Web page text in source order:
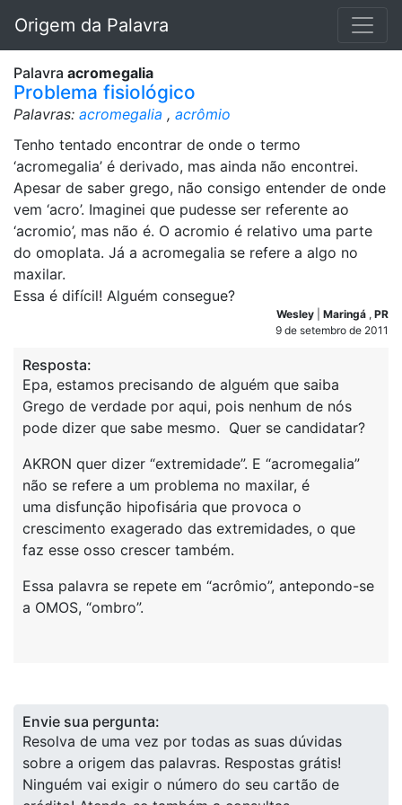
Origem da Palavra
Palavra acromegalia
Problema fisiológico
Palavras: acromegalia , acrômio
Tenho tentado encontrar de onde o termo
‘acromegalia’ é derivado, mas ainda não encontrei.
Apesar de saber grego, não consigo entender de onde
vem ‘acro’. Imaginei que pudesse ser referente ao
‘acromio’, mas não é. O acromio é relativo uma parte
do omoplata. Já a acromegalia se refere a algo no
maxilar.
Essa é difícil! Alguém consegue?
Wesley Maringá , PR
9 de setembro de 2011
Resposta:
Epa, estamos precisando de alguém que saiba
Grego de verdade por aqui, pois nenhum de nós
pode dizer que sabe mesmo. Quer se candidatar?
AKRON quer dizer “extremidade”. E “acromegalia”
não se refere a um problema no maxilar, é
uma disfunção hipofisária que provoca o
crescimento exagerado das extremidades, o que
faz esse osso crescer também.
Essa palavra se repete em “acrômio”, antepondo-se
a OMOS, “ombro”.
Envie sua pergunta:
Resolva de uma vez por todas as suas dúvidas
sobre a origem das palavras. Respostas grátis!
Ninguém vai exigir o número do seu cartão de